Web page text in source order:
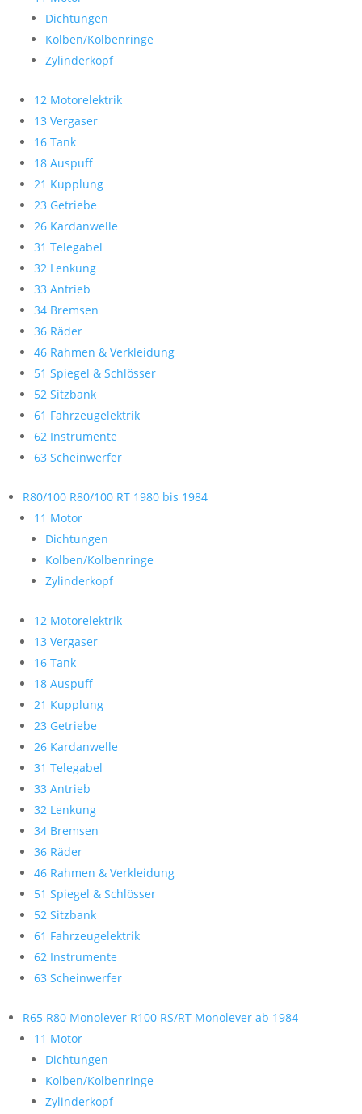
Dichtungen
Kolben/Kolbenringe
Zylinderkopf
12 Motorelektrik
13 Vergaser
16 Tank
18 Auspuff
21 Kupplung
23 Getriebe
26 Kardanwelle
31 Telegabel
32 Lenkung
33 Antrieb
34 Bremsen
36 Räder
46 Rahmen & Verkleidung
51 Spiegel & Schlösser
52 Sitzbank
61 Fahrzeugelektrik
62 Instrumente
63 Scheinwerfer
R80/100 R80/100 RT 1980 bis 1984
11 Motor
Dichtungen
Kolben/Kolbenringe
Zylinderkopf
12 Motorelektrik
13 Vergaser
16 Tank
18 Auspuff
21 Kupplung
23 Getriebe
26 Kardanwelle
31 Telegabel
33 Antrieb
32 Lenkung
34 Bremsen
36 Räder
46 Rahmen & Verkleidung
51 Spiegel & Schlösser
52 Sitzbank
61 Fahrzeugelektrik
62 Instrumente
63 Scheinwerfer
R65 R80 Monolever R100 RS/RT Monolever ab 1984
11 Motor
Dichtungen
Kolben/Kolbenringe
Zylinderkopf